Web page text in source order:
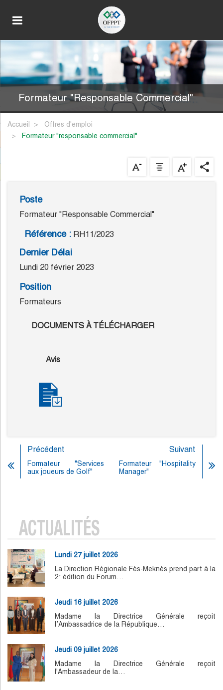
Formateur "Responsable Commercial"
Accueil
Offres d'emploi
formateur "responsable commercial"
Poste
Formateur "Responsable Commercial"
Référence : RH11/2023
Dernier Délai
Lundi 20 février 2023
Position
Formateurs
DOCUMENTS À TÉLÉCHARGER
Avis
Formateur "Services
aux joueurs de Golf"
Formateur "Hospitality
Manager"
Précédent Suivant
ACTUALITÉS
Lundi 27 juillet 2026
La Direction Régionale Fès-Meknès prend part à la
2ᵉ édition du Forum…
Jeudi 16 juillet 2026
Madame la Directrice Générale reçoit
l’Ambassadrice de la République…
Jeudi 09 juillet 2026
Madame la Directrice Générale reçoit
l'Ambassadeur de la…